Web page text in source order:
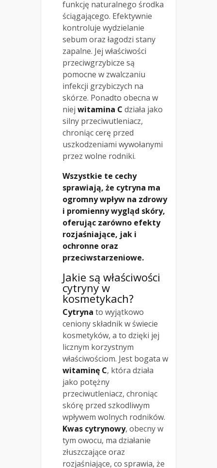
funkcję naturalnego środka
ściągającego. Efektywnie
kontroluje wydzielanie
sebum oraz łagodzi stany
zapalne. Jej właściwości
przeciwgrzybicze są
pomocne w zwalczaniu
infekcji grzybiczych na
skórze. Ponadto obecna w
niej witamina C działa jako
silny przeciwutleniacz,
chroniąc cerę przed
uszkodzeniami wywołanymi
przez wolne rodniki.
Wszystkie te cechy
sprawiają, że cytryna ma
ogromny wpływ na zdrowy
i promienny wygląd skóry,
oferując zarówno efekty
rozjaśniające, jak i
ochronne oraz
przeciwstarzeniowe.
Jakie są właściwości
cytryny w
kosmetykach?
Cytryna to wyjątkowo
ceniony składnik w świecie
kosmetyków, a to dzięki jej
licznym korzystnym
właściwościom. Jest bogata w
witaminę C, która działa
jako potężny
przeciwutleniacz, chroniąc
skórę przed szkodliwym
wpływem wolnych rodników.
Kwas cytrynowy, obecny w
tym owocu, ma działanie
złuszczające oraz
rozjaśniające, co sprawia, że